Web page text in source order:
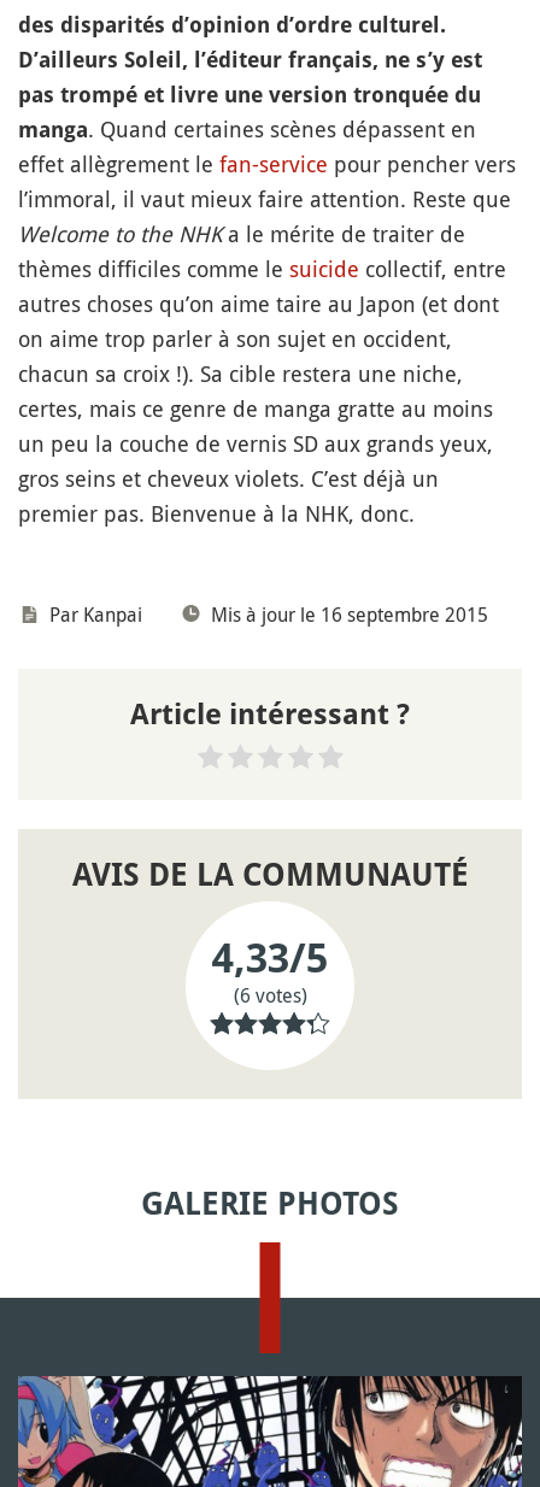
des disparités d’opinion d’ordre culturel.
D’ailleurs Soleil, l’éditeur français, ne s’y est
pas trompé et livre une version tronquée du
manga. Quand certaines scènes dépassent en
effet allègrement le fan-service pour pencher vers
l’immoral, il vaut mieux faire attention. Reste que
Welcome to the NHKa le mérite de traiter de
thèmes difficiles comme le suicide collectif, entre
autres choses qu’on aime taire au Japon (et dont
on aime trop parler à son sujet en occident,
chacun sa croix !). Sa cible restera une niche,
certes, mais ce genre de manga gratte au moins
un peu la couche de vernis SD aux grands yeux,
gros seins et cheveux violets. C’est déjà un
premier pas. Bienvenue à la NHK, donc.
Par Kanpai Mis à jour le 16 septembre 2015
Article intéressant ?
AVIS DE LA COMMUNAUTÉ
4,33/5
(6 votes)
GALERIE PHOTOS